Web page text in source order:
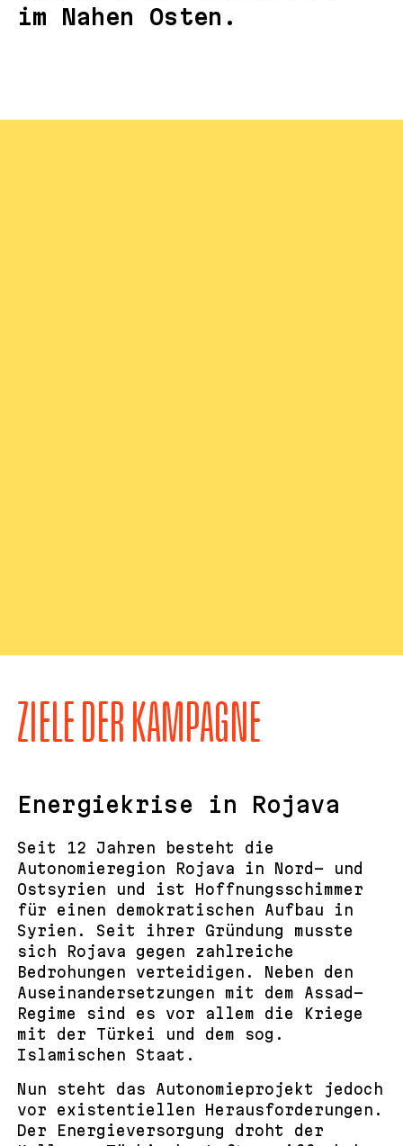
im Nahen Osten.
ZIELE DER KAMPAGNE
Energiekrise in Rojava
Seit 12 Jahren besteht die
Autonomieregion Rojava in Nord- und
Ostsyrien und ist Hoffnungsschimmer
für einen demokratischen Aufbau in
Syrien. Seit ihrer Gründung musste
sich Rojava gegen zahlreiche
Bedrohungen verteidigen. Neben den
Auseinandersetzungen mit dem Assad-
Regime sind es vor allem die Kriege
mit der Türkei und dem sog.
Islamischen Staat.
Nun steht das Autonomieprojekt jedoch
vor existentiellen Herausforderungen.
Der Energieversorgung droht der